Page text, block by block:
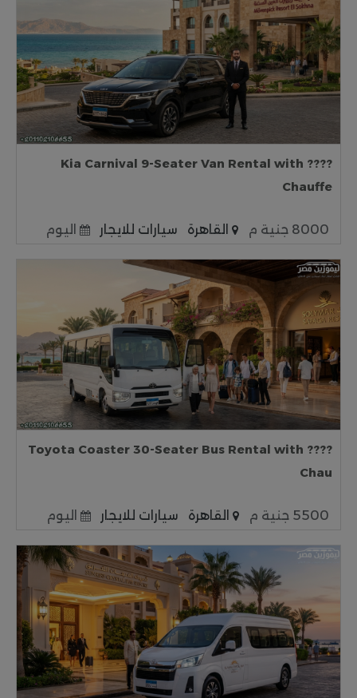
???? Kia Carnival 9-Seater Van Rental with
Chauffe
8000 جنية م القاهرة سيارات للايجار اليوم
???? Toyota Coaster 30-Seater Bus Rental with
Chau
5500 جنية م القاهرة سيارات للايجار اليوم